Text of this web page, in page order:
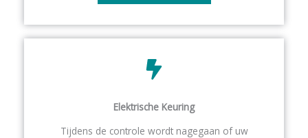
Elektrische Keuring
Tijdens de controle wordt nagegaan of uw